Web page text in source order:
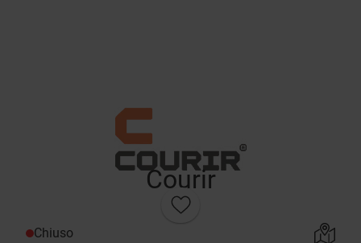
Courir
Chiuso